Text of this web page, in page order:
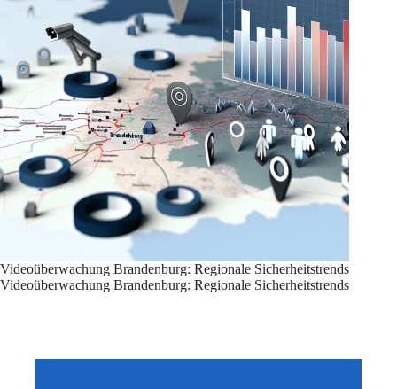
Videoüberwachung Brandenburg: Regionale Sicherheitstrends
Videoüberwachung Brandenburg: Regionale Sicherheitstrends